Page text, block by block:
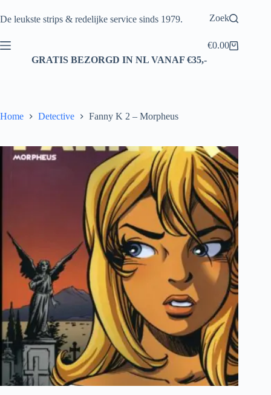
naar
De leukste strips & redelijke service sinds 1979. Zoek
Winkelwagen
€0.00
GRATIS BEZORGD IN NL VANAF €35,-
Home Detective Fanny K 2 – Morpheus